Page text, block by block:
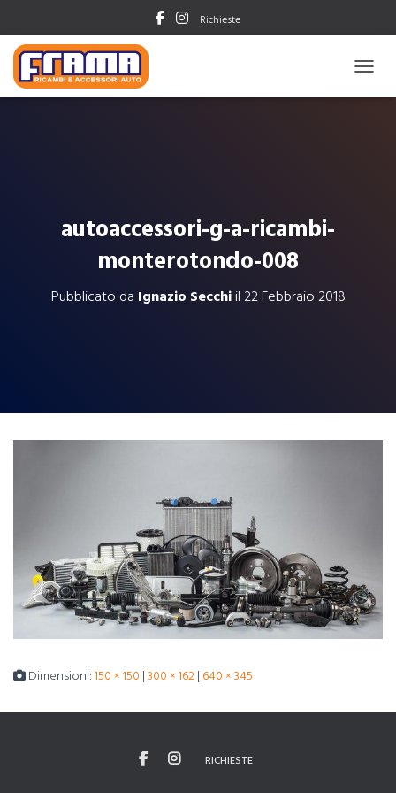
Richieste
autoaccessori-g-a-ricambi-
monterotondo-008
Pubblicato da Ignazio Secchiil 22 Febbraio 2018
Dimensioni:150 × 150 |300 × 162| 640 × 345
RICHIESTE